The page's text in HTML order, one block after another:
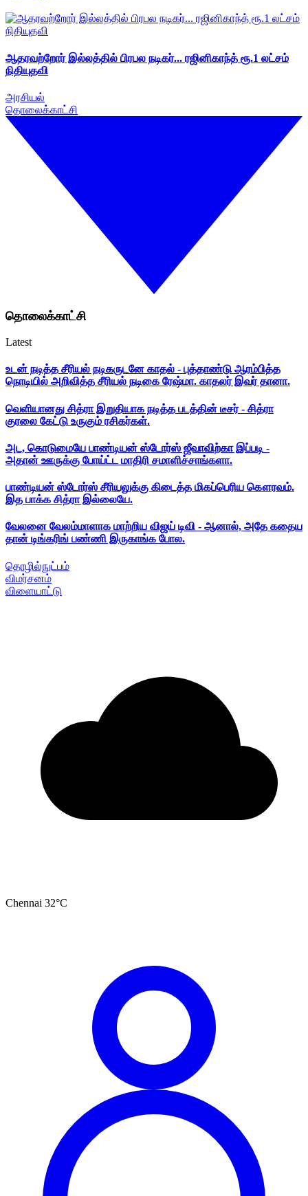
ஆதரவற்றோர் இல்லத்தில் பிரபல நடிகர்... ரஜினிகாந்த் ரூ.1 லட்சம்
நிதியுதவி
அரசியல்
தொலைக்காட்சி
தொலைக்காட்சி
Latest
உடன் நடித்த சீரியல் நடிகருடனே காதல் - புத்தாண்டு ஆரம்பித்த
நொடியில் அறிவித்த சீரியல் நடிகை ரேஷ்மா. காதலர் இவர் தானா.
வெளியானது சித்ரா இறுதியாக நடித்த படத்தின் டீசர் - சித்ரா
குரலை கேட்டு உருகும் ரசிகர்கள்.
அட, கொடுமையே பாண்டியன் ஸ்டோர்ஸ் ஜீவாவிற்கா இப்படி -
அதான் ஊருக்கு போய்ட்ட மாதிரி சமாளிச்சாங்களா.
பாண்டியன் ஸ்டோர்ஸ் சீரியலுக்கு கிடைத்த மிகப்பெரிய கௌரவம்.
இத பாக்க சித்ரா இல்லையே.
வேலனை வேலம்மாளாக மாற்றிய விஜய் டிவி - ஆனால், அதே கதைய
தான் டிங்கரிங் பண்ணி இருகாங்க போல.
தொழில்நுட்பம்
விமர்சனம்
விளையாட்டு
Chennai 32°C